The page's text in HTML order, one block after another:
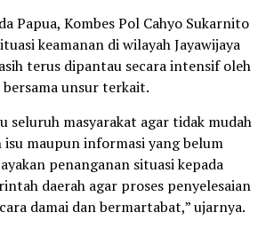
Papua, Kombes Pol Cahyo Sukarnito
keamanan di wilayah Jayawijaya
terus dipantau secara intensif oleh
unsur terkait.
seluruh masyarakat agar tidak mudah
maupun informasi yang belum
penanganan situasi kepada
daerah agar proses penyelesaian
damai dan bermartabat,” ujarnya.